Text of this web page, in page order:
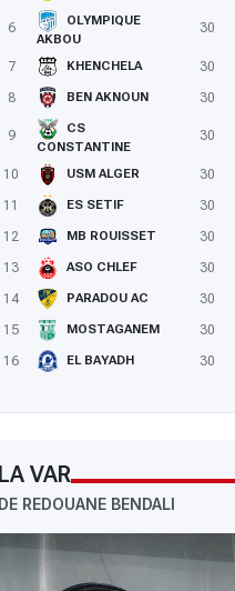
6
OLYMPIQUE
AKBOU
30
7 KHENCHELA 30
8
BEN AKNOUN 30
9
CS
CONSTANTINE
30
10 USM ALGER 30
11
ES SETIF 30
12
MB ROUISSET 30
13
ASO CHLEF 30
14
PARADOU AC 30
15
MOSTAGANEM 30
16
EL BAYADH 30
VAR
REDOUANE BENDALI